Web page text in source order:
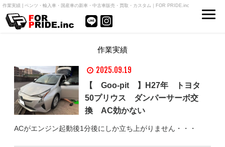
作業実績 | ベンツ・輸入車・国産車の新車・中古車販売・買取・カスタム｜FOR PRIDE.inc
作業実績
2025.09.19
【 Goo-pit 】H27年 トヨタ
50プリウス ダンパーサーボ交
換 AC効かない
ACがエンジン起動後1分後にしか立ち上がりません・・・